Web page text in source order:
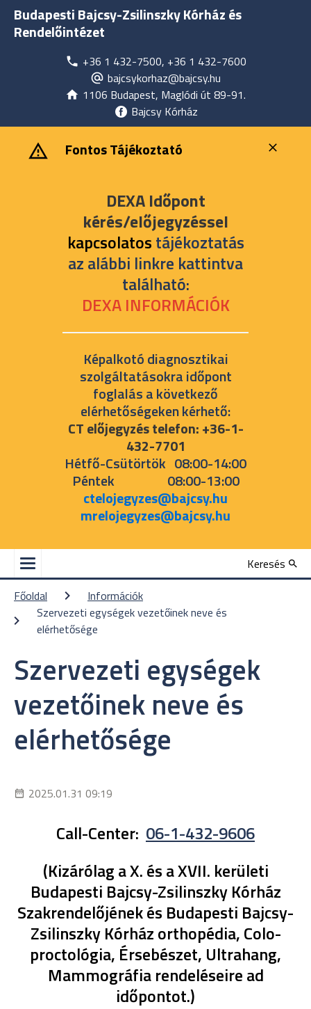
Budapesti Bajcsy-Zsilinszky Kórház és
Rendelőintézet
+36 1 432-7500, +36 1 432-7600
bajcsykorhaz@bajcsy.hu
1106 Budapest, Maglódi út 89-91.
Bajcsy Kórház
‎ ‎Fontos Tájékoztató
DEXA Időpont
kérés/előjegyzéssel
kapcsolatostájékoztatás
az alábbi linkre kattintva
található:
DEXA INFORMÁCIÓK
Képalkotó diagnosztikai
szolgáltatásokra időpont
foglalás a következő
elérhetőségeken kérhető:
CT előjegyzés telefon: +36-1-
432-7701
Hétfő-Csütörtök 08:00-14:00
Péntek 08:00-13:00
ctelojegyzes@bajcsy.hu
mrelojegyzes@bajcsy.hu
Keresés
Főoldal
Információk
Szervezeti egységek vezetőinek neve és
elérhetősége
Szervezeti egységek
vezetőinek neve és
elérhetősége
2025.01.31 09:19
Call-Center: 06-1-432-9606
(Kizárólag a X. és a XVII. kerületi
Budapesti Bajcsy-Zsilinszky Kórház
Szakrendelőjének és Budapesti Bajcsy-
Zsilinszky Kórház orthopédia, Colo-
proctológia, Érsebészet, Ultrahang,
Mammográfia rendeléseire ad
időpontot.)